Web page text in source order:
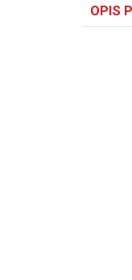
OPIS